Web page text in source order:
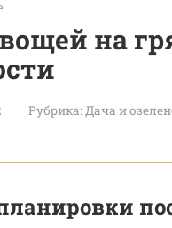
на
Рубрика:Дача и